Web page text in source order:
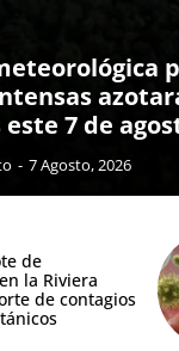
7 de
- 7 Agosto, 2026
de
la Riviera
de contagios